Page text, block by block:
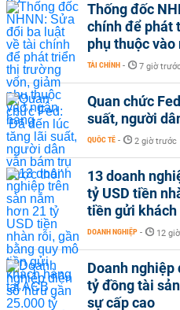
Thống đốc
chính để phát
phụ thuộc vào
TÀI CHÍNH - 7 giờ
Quan chức
suất, người
QUỐC TẾ - 2 giờ trước
13 doanh
tỷ USD tiền
tiền gửi khách
DOANH NGHIỆP - 12
Doanh nghiệp
tỷ đồng tài
sự cấp cao